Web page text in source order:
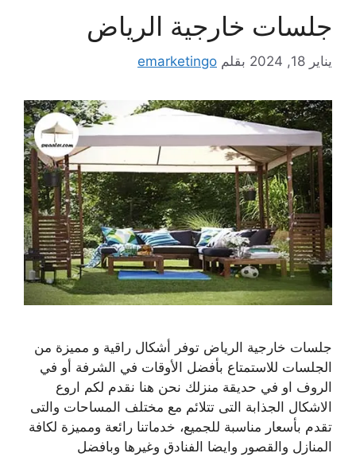
جلسات خارجية الرياض
يناير 18, 2024 بقلم emarketingo
جلسات خارجية الرياض توفر أشكال راقية و مميزة من
الجلسات للاستمتاع بأفضل الأوقات في الشرفة أو في
الروف او في حديقة منزلك نحن هنا نقدم لكم اروع
الاشكال الجذابة التى تتلائم مع مختلف المساحات والتى
تقدم بأسعار مناسبة للجميع، خدماتنا رائعة ومميزة لكافة
المنازل والقصور وايضا الفنادق وغيرها وبافضل